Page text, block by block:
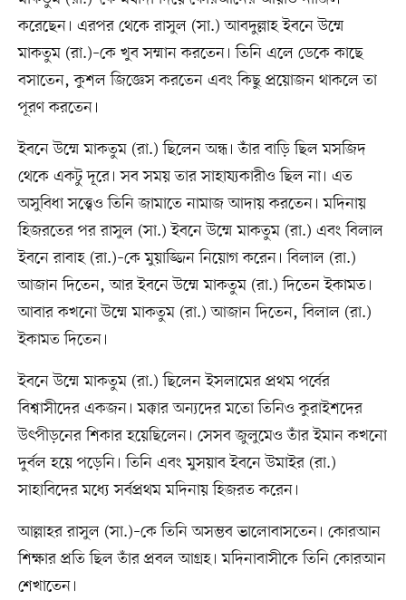
করেছেন। এরপর থেকে রাসুল (সা.) আবদুল্লাহ ইবনে উম্মে
মাকতুম (রা.)–কে খুব সম্মান করতেন। তিনি এলে ডেকে কাছে
বসাতেন, কুশল জিজ্ঞেস করতেন এবং কিছু প্রয়োজন থাকলে তা
পূরণ করতেন।
ইবনে উম্মে মাকতুম (রা.) ছিলেন অন্ধ। তাঁর বাড়ি ছিল মসজিদ
থেকে একটু দূরে। সব সময় তার সাহায্যকারীও ছিল না। এত
অসুবিধা সত্ত্বেও তিনি জামাতে নামাজ আদায় করতেন। মদিনায়
হিজরতের পর রাসুল (সা.) ইবনে উম্মে মাকতুম (রা.) এবং বিলাল
ইবনে রাবাহ (রা.)–কে মুয়াজ্জিন নিয়োগ করেন। বিলাল (রা.)
আজান দিতেন, আর ইবনে উম্মে মাকতুম (রা.) দিতেন ইকামত।
আবার কখনো উম্মে মাকতুম (রা.) আজান দিতেন, বিলাল (রা.)
ইকামত দিতেন।
ইবনে উম্মে মাকতুম (রা.) ছিলেন ইসলামের প্রথম পর্বের
বিশ্বাসীদের একজন। মক্কার অন্যদের মতো তিনিও কুরাইশদের
উৎপীড়নের শিকার হয়েছিলেন। সেসব জুলুমেও তাঁর ইমান কখনো
দুর্বল হয়ে পড়েনি। তিনি এবং মুসয়াব ইবনে উমাইর (রা.)
সাহাবিদের মধ্যে সর্বপ্রথম মদিনায় হিজরত করেন।
আল্লাহর রাসুল (সা.)–কে তিনি অসম্ভব ভালোবাসতেন। কোরআন
শিক্ষার প্রতি ছিল তাঁর প্রবল আগ্রহ। মদিনাবাসীকে তিনি কোরআন
শেখাতেন।